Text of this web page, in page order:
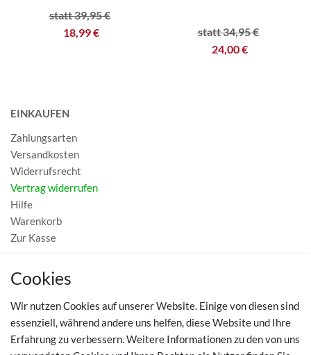
statt 39,95 €
18,99 €
statt 34,95 €
24,00 €
EINKAUFEN
Zahlungsarten
Versandkosten
Widerrufsrecht
Vertrag widerrufen
Hilfe
Warenkorb
Zur Kasse
MEIN KONTO
TOP SCHUHTHEMEN
Cookies
Wir nutzen Cookies auf unserer Website. Einige von diesen sind
essenziell, während andere uns helfen, diese Website und Ihre
Erfahrung zu verbessern. Weitere Informationen zu den von uns